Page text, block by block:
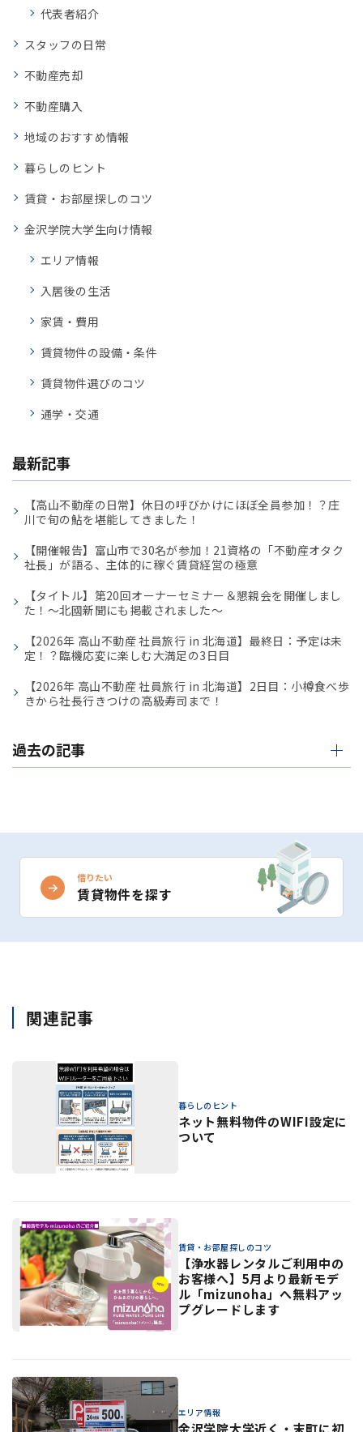
代表者紹介
スタッフの日常
不動産売却
不動産購入
地域のおすすめ情報
暮らしのヒント
賃貸・お部屋探しのコツ
金沢学院大学生向け情報
エリア情報
入居後の生活
家賃・費用
賃貸物件の設備・条件
賃貸物件選びのコツ
通学・交通
最新記事
【高山不動産の日常】休日の呼びかけにほぼ全員参加！？庄
川で旬の鮎を堪能してきました！
【開催報告】富山市で30名が参加！21資格の「不動産オタク
社長」が語る、主体的に稼ぐ賃貸経営の極意
【タイトル】第20回オーナーセミナー＆懇親会を開催しまし
た！〜北國新聞にも掲載されました〜
【2026年 高山不動産 社員旅行 in 北海道】最終日：予定は未
定！？臨機応変に楽しむ大満足の3日目
【2026年 高山不動産 社員旅行 in 北海道】2日目：小樽食べ歩
きから社長行きつけの高級寿司まで！
過去の記事
借りたい
賃貸物件を探す
関連記事
暮らしのヒント
ネット無料物件のWIFI設定に
ついて
賃貸・お部屋探しのコツ
【浄水器レンタルご利用中の
お客様へ】5月より最新モデ
ル「mizunoha」へ無料アッ
プグレードします
エリア情報
金沢学院大学近く・末町に初